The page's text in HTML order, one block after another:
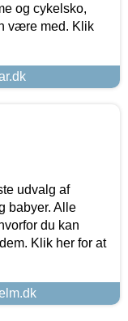
og cykelsko,
være med. Klik
udvalg af
babyer. Alle
du kan
Klik her for at